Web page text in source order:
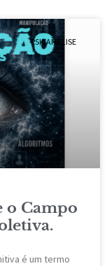
PSICANÁLISE
o Campo
é um termo